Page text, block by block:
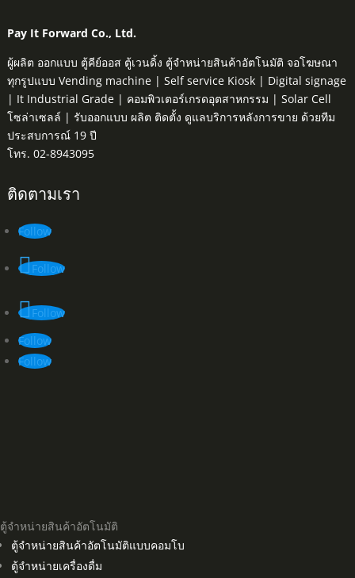
Pay It Forward Co., Ltd.
ผู้ผลิต ออกแบบ ตู้คีย์ออส ตู้เวนดิ้ง ตู้จำหน่ายสินค้าอัตโนมัติ จอโฆษณา
ทุกรูปแบบ Vending machine | Self service Kiosk | Digital signage
| It Industrial Grade | คอมพิวเตอร์เกรดอุตสาหกรรม | Solar Cell
โซล่าเซลล์ | รับออกแบบ ผลิต ติดตั้ง ดูแลบริการหลังการขาย ด้วยทีม
ประสบการณ์ 19 ปี
โทร. 02-8943095
ติดตามเรา
Follow
Follow
Follow
Follow
Follow
ตู้จำหน่ายสินค้าอัตโนมัติ
ตู้จำหน่ายสินค้าอัตโนมัติแบบคอมโบ
ตู้จำหน่ายเครื่องดื่ม